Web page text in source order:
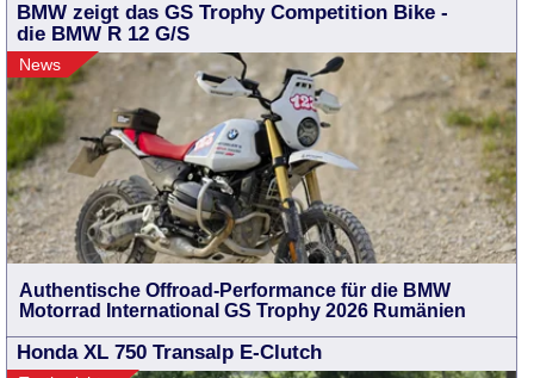
BMW zeigt das GS Trophy Competition Bike -
die BMW R 12 G/S
News
Authentische Offroad-Performance für die BMW
Motorrad International GS Trophy 2026 Rumänien
Honda XL 750 Transalp E-Clutch